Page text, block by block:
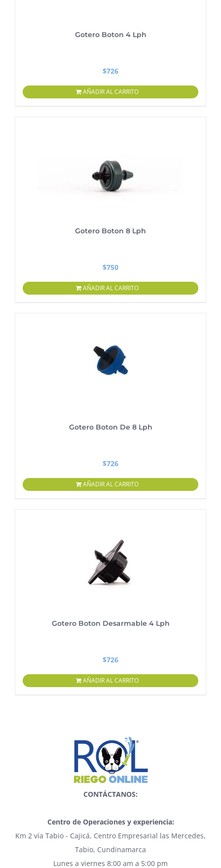
Gotero Boton 4 Lph
$726
AÑADIR AL CARRITO
Gotero Boton 8 Lph
$750
AÑADIR AL CARRITO
Gotero Boton De 8 Lph
$726
AÑADIR AL CARRITO
Gotero Boton Desarmable 4 Lph
$726
AÑADIR AL CARRITO
CONTÁCTANOS:
Centro de Operaciones y experiencia:
Km 2 vía Tabio - Cajicá, Centro Empresarial las Mercedes,
Tabio, Cundinamarca
Lunes a viernes 8:00 am a 5:00 pm